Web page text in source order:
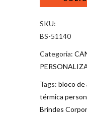
Paulo
quantidade
SKU:
BS-51140
Categoria:
Tags: bloco de
térmica
Brindes